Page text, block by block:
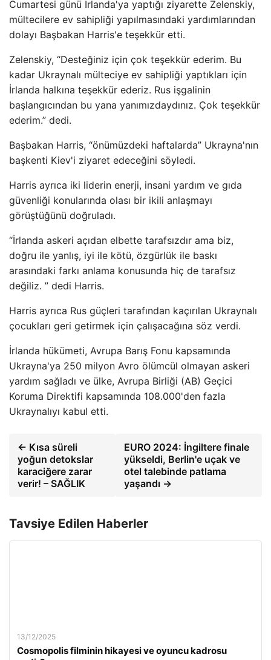
Cumartesi günü İrlanda'ya yaptığı ziyarette Zelenskiy,
mültecilere ev sahipliği yapılmasındaki yardımlarından
dolayı Başbakan Harris'e teşekkür etti.
Zelenskiy, “Desteğiniz için çok teşekkür ederim. Bu
kadar Ukraynalı mülteciye ev sahipliği yaptıkları için
İrlanda halkına teşekkür ederiz. Rus işgalinin
başlangıcından bu yana yanımızdaydınız. Çok teşekkür
ederim.” dedi.
Başbakan Harris, “önümüzdeki haftalarda” Ukrayna'nın
başkenti Kiev'i ziyaret edeceğini söyledi.
Harris ayrıca iki liderin enerji, insani yardım ve gıda
güvenliği konularında olası bir ikili anlaşmayı
görüştüğünü doğruladı.
“İrlanda askeri açıdan elbette tarafsızdır ama biz,
doğru ile yanlış, iyi ile kötü, özgürlük ile baskı
arasındaki farkı anlama konusunda hiç de tarafsız
değiliz. ” dedi Harris.
Harris ayrıca Rus güçleri tarafından kaçırılan Ukraynalı
çocukları geri getirmek için çalışacağına söz verdi.
İrlanda hükümeti, Avrupa Barış Fonu kapsamında
Ukrayna'ya 250 milyon Avro ölümcül olmayan askeri
yardım sağladı ve ülke, Avrupa Birliği (AB) Geçici
Koruma Direktifi kapsamında 108.000'den fazla
Ukraynalıyı kabul etti.
← Kısa süreli
yoğun detokslar
karaciğere zarar
verir! – SAĞLIK
EURO 2024: İngiltere finale
yükseldi, Berlin'e uçak ve
otel talebinde patlama
yaşandı →
Tavsiye Edilen Haberler
13/12/2025
Cosmopolis filminin hikayesi ve oyuncu kadrosu